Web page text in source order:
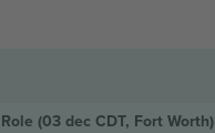
(03 dec CDT, Fort Worth)